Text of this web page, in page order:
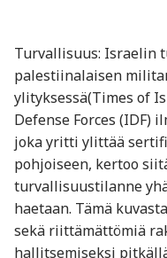
Turvallisuus: Israelin
palestiinalaisen
ylityksessä(Times of
Defense Forces (IDF)
joka yritti ylittää
pohjoiseen, kertoo
turvallisuustilanne
haetaan. Tämä
sekä riittämättömiä
hallitsemiseksi